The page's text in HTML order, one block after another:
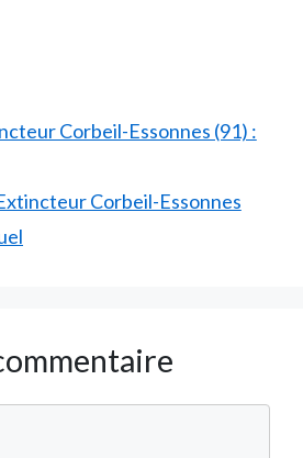
Corbeil-Essonnes (91) :
Corbeil-Essonnes